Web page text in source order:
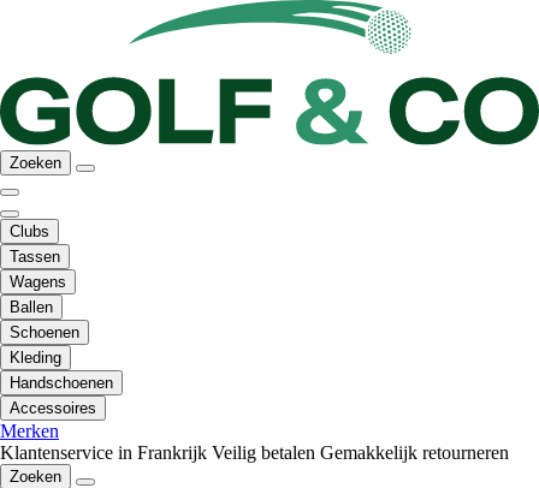
Zoeken
Clubs
Tassen
Wagens
Ballen
Schoenen
Kleding
Handschoenen
Accessoires
Merken
Klantenservice in Frankrijk Veilig betalen Gemakkelijk retourneren
Zoeken